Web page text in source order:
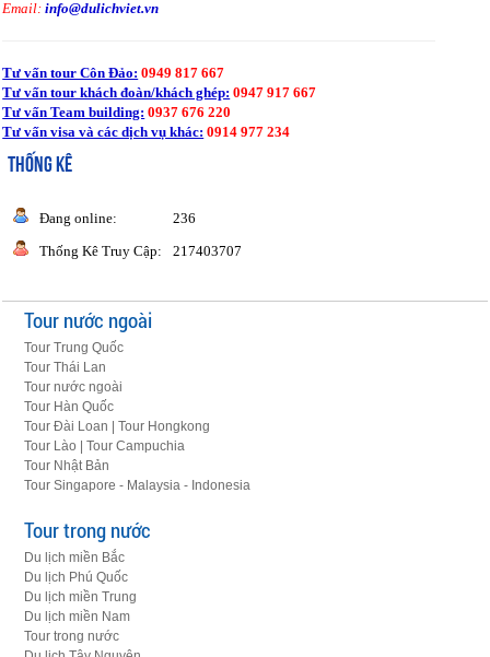
Email:info@dulichviet.vn
Tư vấn tour Côn Đảo: 0949 817 667
Tư vấn tour khách đoàn/khách ghép: 0947 917 667
Tư vấn Team building: 0937 676 220
Tư vấn visa và các dịch vụ khác: 0914 977 234
THỐNG KÊ
Đang online:
236
Thống Kê Truy Cập:
217403707
Tour nước ngoài
Tour Trung Quốc
Tour Thái Lan
Tour nước ngoài
Tour Hàn Quốc
Tour Đài Loan | Tour Hongkong
Tour Lào | Tour Campuchia
Tour Nhật Bản
Tour Singapore - Malaysia - Indonesia
Tour trong nước
Du lịch miền Bắc
Du lịch Phú Quốc
Du lịch miền Trung
Du lịch miền Nam
Tour trong nước